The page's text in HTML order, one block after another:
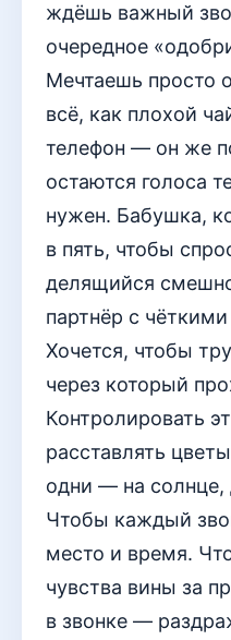
ждёшь важный
очередное
Мечтаешь просто
всё, как плохой
телефон — он же
остаются голоса
нужен. Бабушка,
в пять, чтобы
делящийся
партнёр с
Хочется, чтобы
через который
Контролировать
расставлять
одни — на солнце,
Чтобы каждый
место и время.
чувства вины за
в звонке —